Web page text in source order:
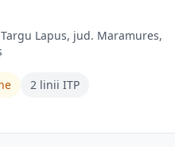
Targu Lapus, jud. Maramures,
2 linii ITP